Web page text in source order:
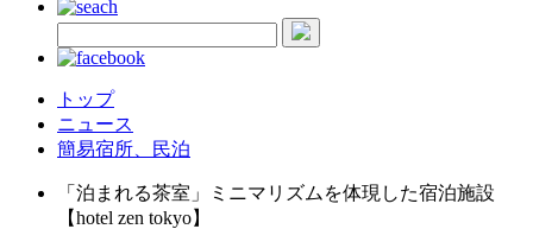
トップ
ニュース
簡易宿所、民泊
「泊まれる茶室」ミニマリズムを体現した宿泊施設
【hotel zen tokyo】